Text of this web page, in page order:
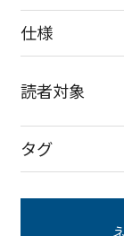
仕様
読者対象
タグ